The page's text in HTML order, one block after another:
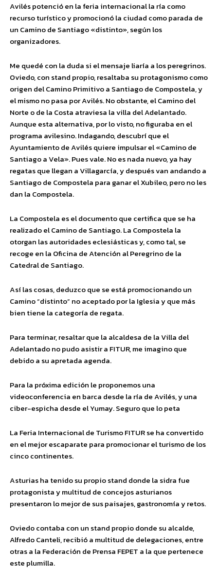
Avilés potenció en la feria internacional la ría como
recurso turístico y promocionó la ciudad como parada de
un Camino de Santiago «distinto», según los
organizadores.
Me quedé con la duda si el mensaje liaría a los peregrinos.
Oviedo, con stand propio, resaltaba su protagonismo como
origen del Camino Primitivo a Santiago de Compostela, y
el mismo no pasa por Avilés. No obstante, el Camino del
Norte o de la Costa atraviesa la villa del Adelantado.
Aunque esta alternativa, por lo visto, no figuraba en el
programa avilesino. Indagando, descubrí que el
Ayuntamiento de Avilés quiere impulsar el «Camino de
Santiago a Vela». Pues vale. No es nada nuevo, ya hay
regatas que llegan a Villagarcía, y después van andando a
Santiago de Compostela para ganar el Xubileo, pero no les
dan la Compostela.
La Compostela es el documento que certifica que se ha
realizado el Camino de Santiago. La Compostela la
otorgan las autoridades eclesiásticas y, como tal, se
recoge en la Oficina de Atención al Peregrino de la
Catedral de Santiago.
Así las cosas, deduzco que se está promocionando un
Camino “distinto” no aceptado por la Iglesia y que más
bien tiene la categoría de regata.
Para terminar, resaltar que la alcaldesa de la Villa del
Adelantado no pudo asistir a FITUR, me imagino que
debido a su apretada agenda.
Para la próxima edición le proponemos una
videoconferencia en barca desde la ría de Avilés, y una
ciber-espicha desde el Yumay. Seguro que lo peta
La Feria Internacional de Turismo FITUR se ha convertido
en el mejor escaparate para promocionar el turismo de los
cinco continentes.
Asturias ha tenido su propio stand donde la sidra fue
protagonista y multitud de concejos asturianos
presentaron lo mejor de sus paisajes, gastronomía y retos.
Oviedo contaba con un stand propio donde su alcalde,
Alfredo Canteli, recibió a multitud de delegaciones, entre
otras a la Federación de Prensa FEPET a la que pertenece
este plumilla.